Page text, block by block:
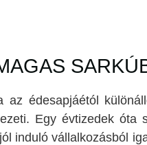
édesapjáétól
Egy évtizedek óta
induló vállalkozásból